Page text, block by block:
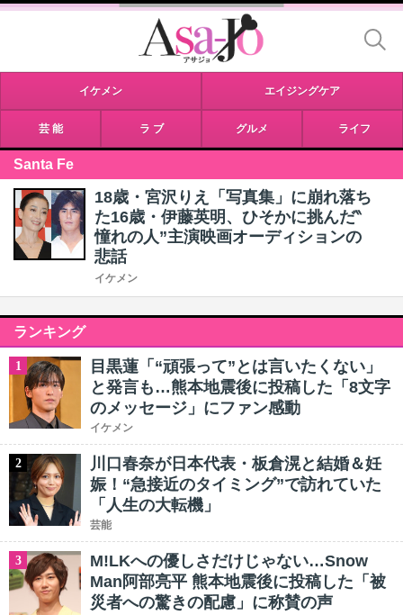
イケメン エイジングケア
芸 能 ラ ブ グルメ ライフ
Santa Fe
18歳・宮沢りえ「写真集」に崩れ落ち
た16歳・伊藤英明、ひそかに挑んだ‶
憧れの人”主演映画オーディションの
悲話
イケメン
ランキング
1
目黒蓮「“頑張って”とは言いたくない」
と発言も…熊本地震後に投稿した「8文字
のメッセージ」にファン感動
イケメン
2
川口春奈が日本代表・板倉滉と結婚＆妊
娠！“急接近のタイミング”で訪れていた
「人生の大転機」
芸能
3
M!LKへの優しさだけじゃない…Snow
Man阿部亮平 熊本地震後に投稿した「被
災者への驚きの配慮」に称賛の声